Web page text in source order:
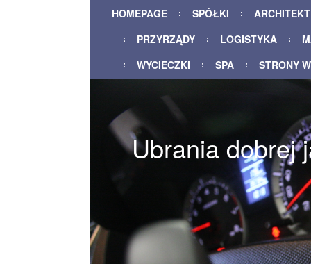
HOMEPAGE SPÓŁKI
PRZYRZĄDY
LOGISTYKA
WYCIECZKI
SPA STRONY
Ubrania dobrej